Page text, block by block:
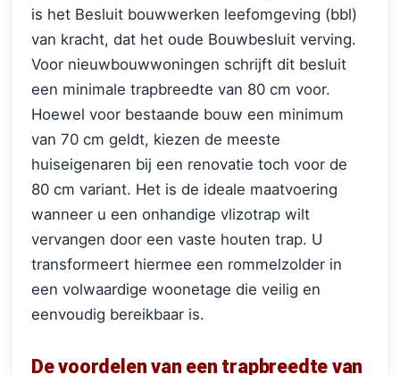
is het Besluit bouwwerken leefomgeving (bbl)
van kracht, dat het oude Bouwbesluit verving.
Voor nieuwbouwwoningen schrijft dit besluit
een minimale trapbreedte van 80 cm voor.
Hoewel voor bestaande bouw een minimum
van 70 cm geldt, kiezen de meeste
huiseigenaren bij een renovatie toch voor de
80 cm variant. Het is de ideale maatvoering
wanneer u een onhandige vlizotrap wilt
vervangen door een vaste houten trap. U
transformeert hiermee een rommelzolder in
een volwaardige woonetage die veilig en
eenvoudig bereikbaar is.
De voordelen van een trapbreedte van